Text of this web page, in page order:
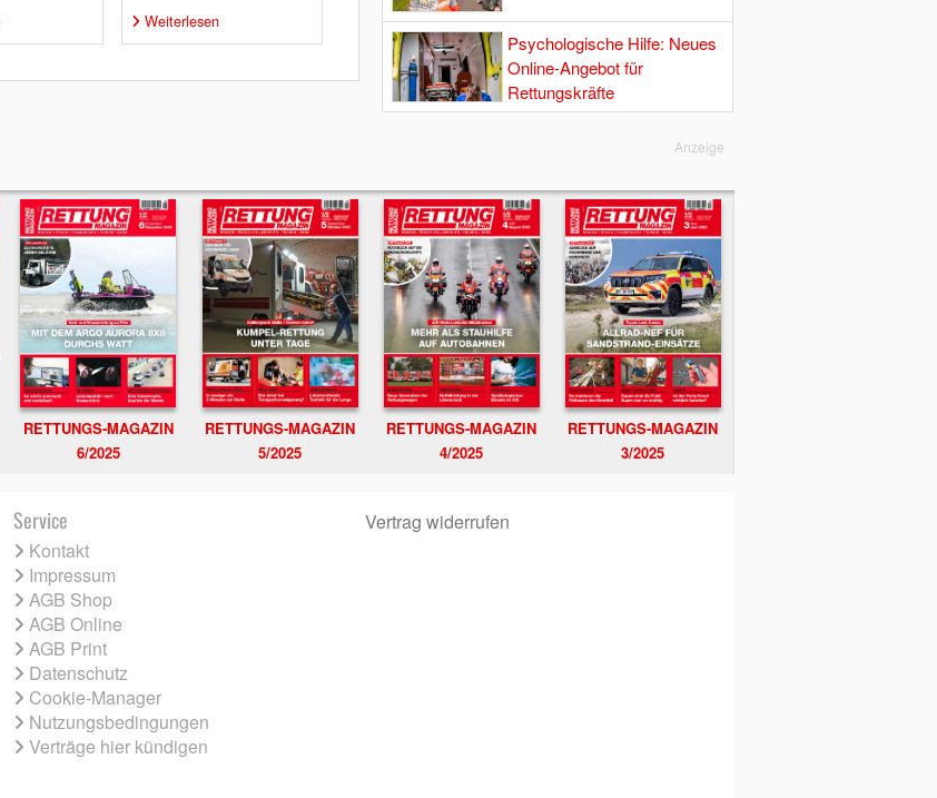
Weiterlesen
Psychologische Hilfe: Neues
Online-Angebot für
Rettungskräfte
Anzeige
RETTUNGS-MAGAZIN
6/2025
RETTUNGS-MAGAZIN
5/2025
RETTUNGS-MAGAZIN
4/2025
RETTUNGS-MAGAZIN
3/2025
Service
Kontakt
Impressum
AGB Shop
AGB Online
AGB Print
Datenschutz
Cookie-Manager
Nutzungsbedingungen
Verträge hier kündigen
Vertrag widerrufen